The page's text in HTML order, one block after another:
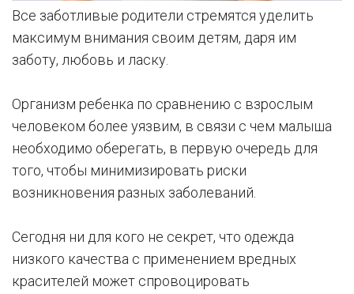
Все заботливые родители стремятся уделить
максимум внимания своим детям, даря им
заботу, любовь и ласку.
Организм ребенка по сравнению с взрослым
человеком более уязвим, в связи с чем малыша
необходимо оберегать, в первую очередь для
того, чтобы минимизировать риски
возникновения разных заболеваний.
Сегодня ни для кого не секрет, что одежда
низкого качества с применением вредных
красителей может спровоцировать